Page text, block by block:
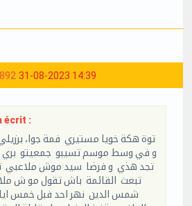
31-08-2023 14:39
écrit :
توة هكة خويا مستيري فمة جوا،
و في وسط موسم تسيبو جمعيتو
تجد هذي و فرضا سيد موش ملاعبي
تبعث القائمة باش تقول مو ش
شمس الدين نهر احد فبل خمس